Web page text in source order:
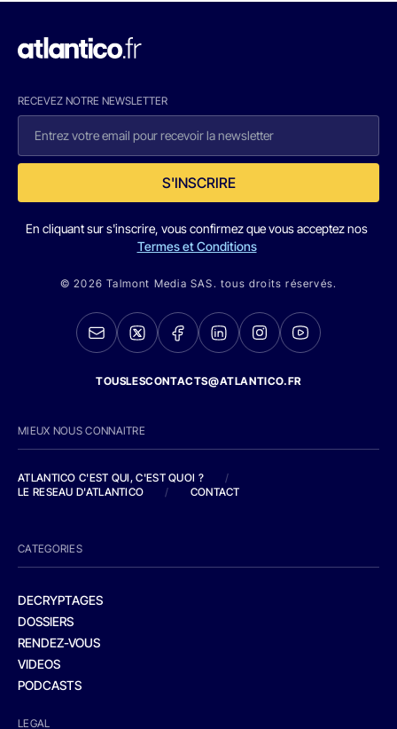
RECEVEZ NOTRE NEWSLETTER
S'INSCRIRE
En cliquant sur s'inscrire, vous confirmez que vous acceptez nos
Termes et Conditions
© 2026 Talmont Media SAS. tous droits réservés.
TOUSLESCONTACTS@ATLANTICO.FR
MIEUX NOUS CONNAITRE
ATLANTICO C'EST QUI, C'EST QUOI ?
/
LE RESEAU D'ATLANTICO
/ CONTACT
CATEGORIES
DECRYPTAGES
DOSSIERS
RENDEZ-VOUS
VIDEOS
PODCASTS
LEGAL